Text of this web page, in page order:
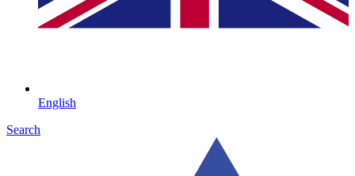
English
Search